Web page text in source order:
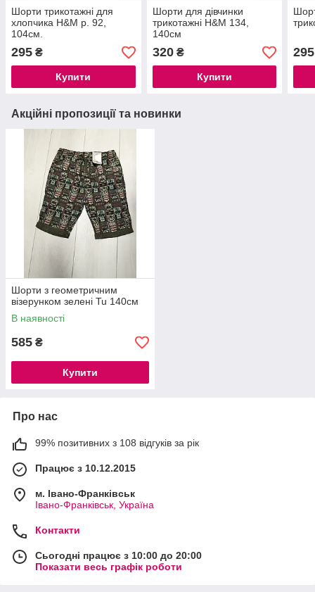
Шорти трикотажні для
хлопчика H&M р. 92,
104см.
295 ₴
Купити
Шорти для дівчинки
трикотажні H&M 134,
140см
320₴
Купити
295
Акційні пропозиції та новинки
Шорти з геометричним
візерунком зелені Tu 140см
В наявності
585 ₴
Купити
Про нас
99% позитивних з 108 відгуків за рік
Працює з 10.12.2015
м. Івано-Франківськ
Івано-Франківськ, Україна
Контакти
Сьогодні працює з 10:00 до 20:00
Показати весь графік роботи